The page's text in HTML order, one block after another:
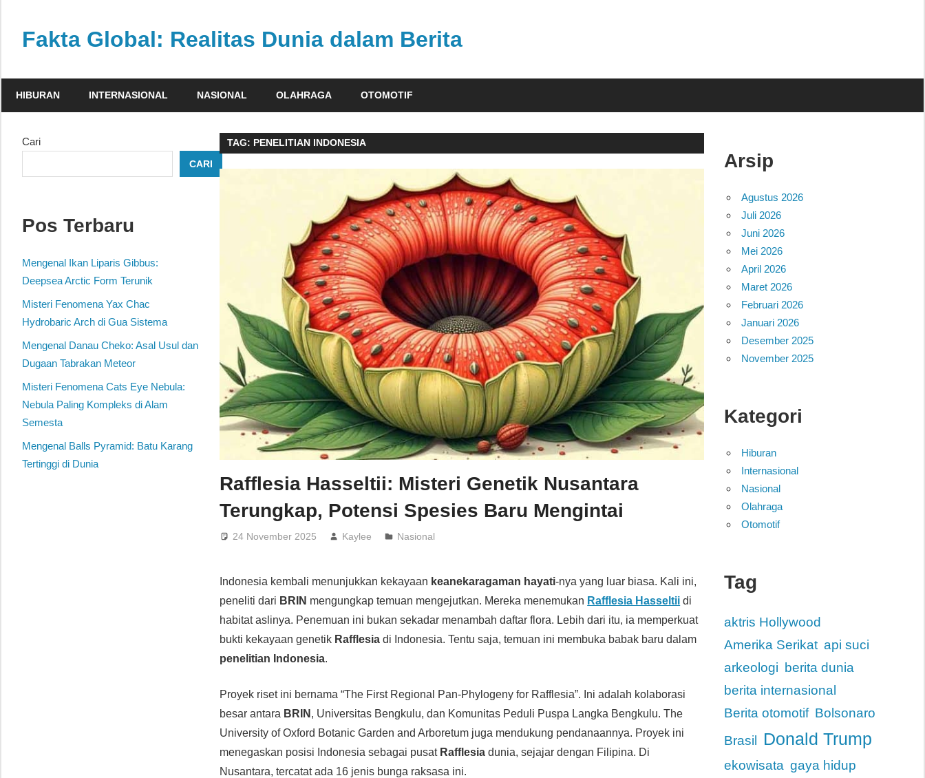
contentFakta Global: Realitas Dunia dalam Berita
faktual
berbagai
pandang
HIBURAN INTERNASIONAL NASIONAL OLAHRAGA OTOMOTIF
TAG: PENELITIAN INDONESIA
Rafflesia Hasseltii: Misteri Genetik Nusantara
Terungkap, Potensi Spesies Baru Mengintai
24 November 2025 Kaylee Nasional
Indonesia kembali menunjukkan kekayaan keanekaragaman hayati-nya yang luar biasa. Kali ini,
peneliti dari BRIN mengungkap temuan mengejutkan. Mereka menemukan Rafflesia Hasseltii di
habitat aslinya. Penemuan ini bukan sekadar menambah daftar flora. Lebih dari itu, ia memperkuat
bukti kekayaan genetik Rafflesia di Indonesia. Tentu saja, temuan ini membuka babak baru dalam
penelitian Indonesia.
Proyek riset ini bernama “The First Regional Pan-Phylogeny for Rafflesia”. Ini adalah kolaborasi
besar antara BRIN , Universitas Bengkulu, dan Komunitas Peduli Puspa Langka Bengkulu. The
University of Oxford Botanic Garden and Arboretum juga mendukung pendanaannya. Proyek ini
menegaskan posisi Indonesia sebagai pusat Rafflesia dunia, sejajar dengan Filipina. Di
Nusantara, tercatat ada 16 jenis bunga raksasa ini.
Cari
CARI
Pos Terbaru
Mengenal Ikan Liparis Gibbus:
Deepsea Arctic Form Terunik
Misteri Fenomena Yax Chac
Hydrobaric Arch di Gua Sistema
Mengenal Danau Cheko: Asal Usul dan
Dugaan Tabrakan Meteor
Misteri Fenomena Cats Eye Nebula:
Nebula Paling Kompleks di Alam
Semesta
Mengenal Balls Pyramid: Batu Karang
Tertinggi di Dunia
Arsip
Agustus 2026
Juli 2026
Juni 2026
Mei 2026
April 2026
Maret 2026
Februari 2026
Januari 2026
Desember 2025
November 2025
Kategori
Hiburan
Internasional
Nasional
Olahraga
Otomotif
Tag
aktris Hollywood
Amerika Serikat api suci
arkeologi berita dunia
berita internasional
Berita otomotif Bolsonaro
Brasil
Donald Trump
ekowisata gaya hidup